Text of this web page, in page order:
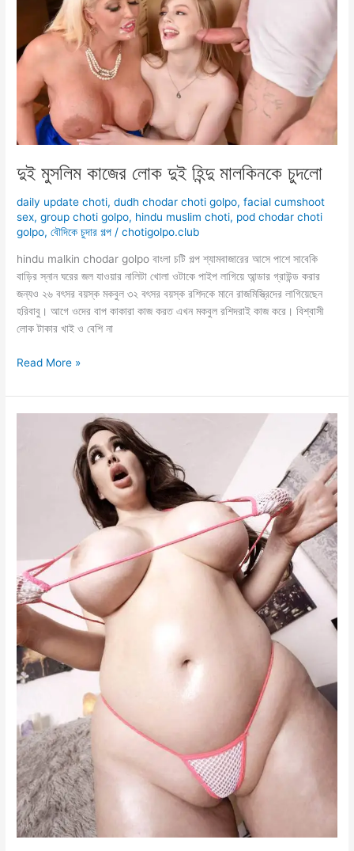
দুই মুসলিম কাজের লোক দুই হিন্দু মালকিনকে চুদলো
daily update choti,dudh chodar choti golpo,facial cumshoot
sex,group choti golpo, hindu muslim choti, pod chodar choti
golpo,বৌদিকে চুদার গল্প /chotigolpo.club
hindu malkin chodar golpo বাংলা চটি গল্প শ্যামবাজারের আসে পাশে সাবেকি
বাড়ির স্নান ঘরের জল যাওয়ার নালিটা খোলা ওটাকে পাইপ লাগিয়ে আন্ডার গ্রাউন্ড করার
জন্যও ২৬ বৎসর বয়স্ক মকবুল ৩২ বৎসর বয়স্ক রশিদকে মানে রাজমিস্ত্রিদের লাগিয়েছেন
হরিবাবু। আগে ওদের বাপ কাকারা কাজ করত এখন মকবুল রশিদরাই কাজ করে। বিশ্বাসী
লোক টাকার খাই ও বেশি না
দুই
কাজের
লোক
Read More »